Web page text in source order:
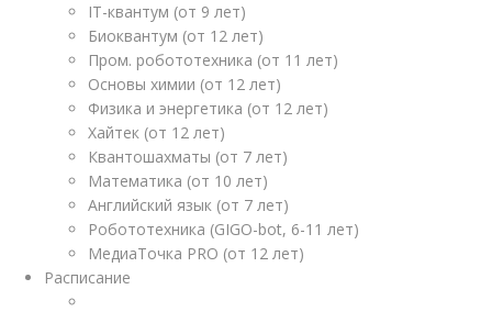
IT-квантум (от 9 лет)
Биоквантум (от 12 лет)
Пром. робототехника (от 11 лет)
Основы химии (от 12 лет)
Физика и энергетика (от 12 лет)
Хайтек (от 12 лет)
Квантошахматы (от 7 лет)
Математика (от 10 лет)
Английский язык (от 7 лет)
Робототехника (GIGO-bot, 6-11 лет)
МедиаТочка PRO (от 12 лет)
Расписание